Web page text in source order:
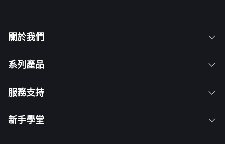
關於我們
系列產品
服務支持
新手學堂